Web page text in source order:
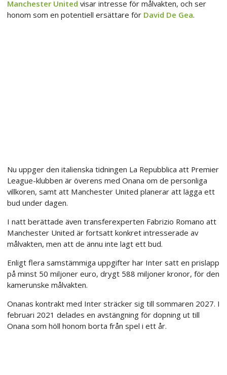
Manchester United visar intresse för målvakten, och ser
honom som en potentiell ersättare för David De Gea.
Nu uppger den italienska tidningen La Repubblica att Premier
League-klubben är överens med Onana om de personliga
villkoren, samt att Manchester United planerar att lägga ett
bud under dagen.
I natt berättade även transferexperten Fabrizio Romano att
Manchester United är fortsatt konkret intresserade av
målvakten, men att de ännu inte lagt ett bud.
Enligt flera samstämmiga uppgifter har Inter satt en prislapp
på minst 50 miljoner euro, drygt 588 miljoner kronor, för den
kamerunske målvakten.
Onanas kontrakt med Inter sträcker sig till sommaren 2027. I
februari 2021 delades en avstängning för dopning ut till
Onana som höll honom borta från spel i ett år.